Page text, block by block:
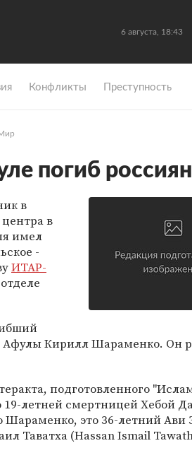
6 августа, 18:43
Конфликты Преступность
погиб
в
центра в
имел
-
ИТАР-
Кирилл Шараменко. Он
подготовленного
летней смертницей Хебой
это 36-летний Ави
Таватха (Hassan Ismail